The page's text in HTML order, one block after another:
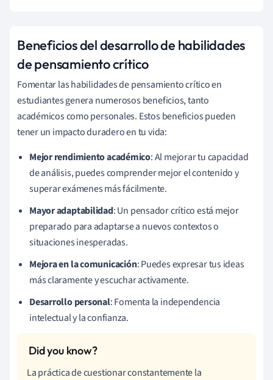
Beneficios del desarrollo de habilidades
de pensamiento crítico
Fomentar las habilidades de pensamiento crítico en
estudiantes genera numerosos beneficios, tanto
académicos como personales. Estos beneficios pueden
tener un impacto duradero en tu vida:
Mejor rendimiento académico: Al mejorar tu capacidad
de análisis, puedes comprender mejor el contenido y
superar exámenes más fácilmente.
Mayor adaptabilidad: Un pensador crítico está mejor
preparado para adaptarse a nuevos contextos o
situaciones inesperadas.
Mejora en la comunicación: Puedes expresar tus ideas
más claramente y escuchar activamente.
Desarrollo personal: Fomenta la independencia
intelectual y la confianza.
La práctica de cuestionar constantemente la